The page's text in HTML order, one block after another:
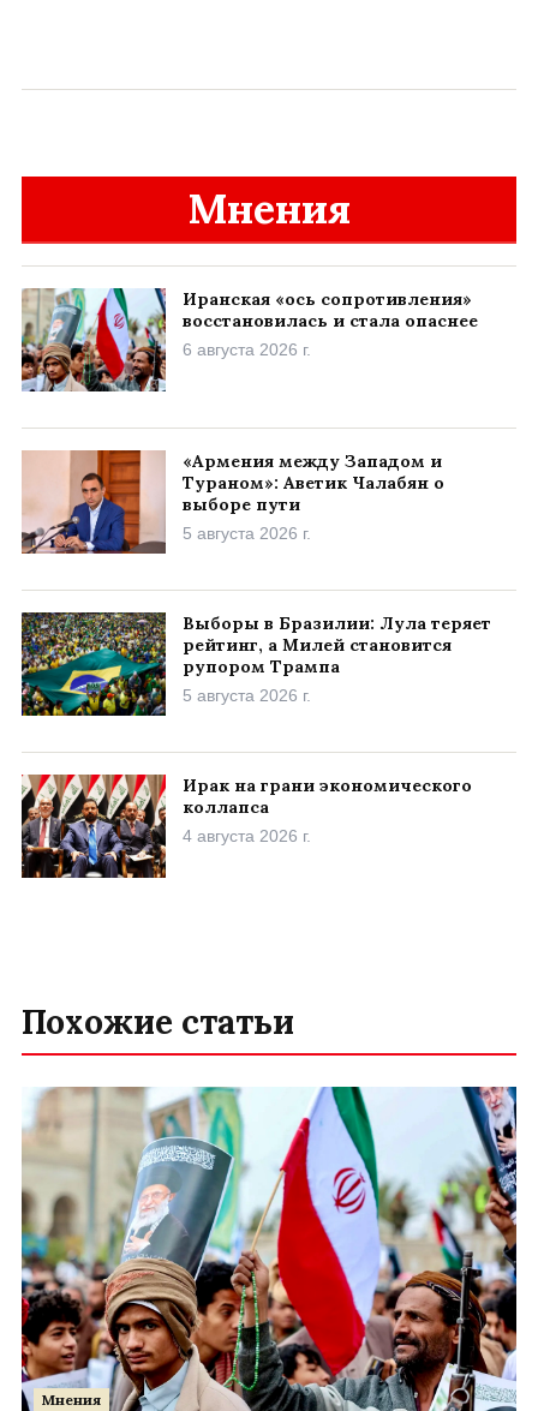
Мнения
Иранская «ось сопротивления»
восстановилась и стала опаснее
6 августа 2026 г.
«Армения между Западом и
Тураном»: Аветик Чалабян о
выборе пути
5 августа 2026 г.
Выборы в Бразилии: Лула теряет
рейтинг, а Милей становится
рупором Трампа
5 августа 2026 г.
Ирак на грани экономического
коллапса
4 августа 2026 г.
Похожие статьи
Мнения